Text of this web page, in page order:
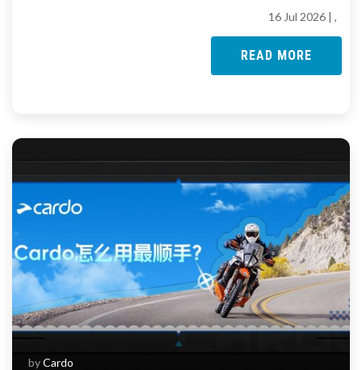
16 Jul 2026 | ,
READ MORE
byCardo